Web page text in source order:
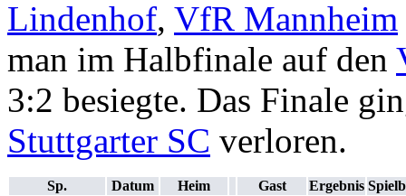
Lindenhof, VfR Mannheim
man im Halbfinale auf den
3:2 besiegte. Das Finale
Stuttgarter SC verloren.
Sp. Datum Heim Gast Ergebnis